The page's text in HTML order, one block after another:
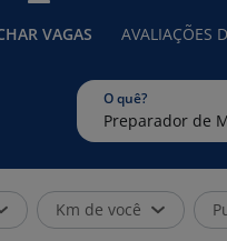
VAGAS AVALIAÇÕES
O quê?
Km de você